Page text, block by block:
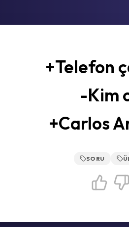
+Telefon
-Kim
+Carlos
SORU